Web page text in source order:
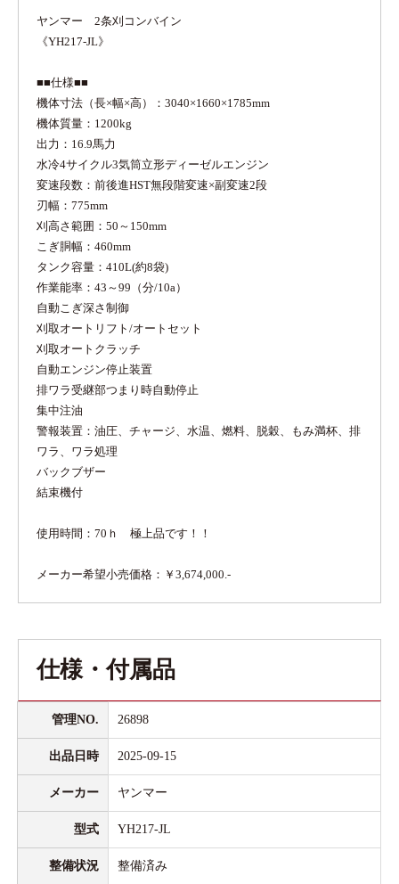
ヤンマー 2条刈コンバイン
《YH217-JL》
■■仕様■■
機体寸法（長×幅×高）：3040×1660×1785mm
機体質量：1200kg
出力：16.9馬力
水冷4サイクル3気筒立形ディーゼルエンジン
変速段数：前後進HST無段階変速×副変速2段
刃幅：775mm
刈高さ範囲：50～150mm
こぎ胴幅：460mm
タンク容量：410L(約8袋)
作業能率：43～99（分/10a）
自動こぎ深さ制御
刈取オートリフト/オートセット
刈取オートクラッチ
自動エンジン停止装置
排ワラ受継部つまり時自動停止
集中注油
警報装置：油圧、チャージ、水温、燃料、脱穀、もみ満杯、排
ワラ、ワラ処理
バックブザー
結束機付
使用時間：70ｈ 極上品です！！
メーカー希望小売価格：￥3,674,000.-
仕様・付属品
管理NO. 26898
出品日時 2025-09-15
メーカー ヤンマー
型式 YH217-JL
整備状況 整備済み